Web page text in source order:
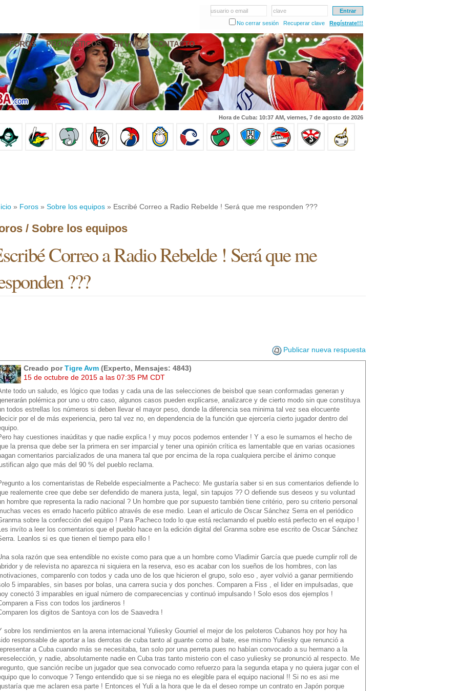
usuario o email
clave
No cerrar sesión
Recuperar clave Regístrate!!!
FOROS PRONÓSTICOS EN VIVO CONTACTO
Hora de Cuba: 10:37 AM, viernes, 7 de agosto de 2026
» Foros » Sobre los equipos » Escribé Correo a Radio Rebelde ! Será que me responden ???
/ Sobre los equipos
Correo a Radio Rebelde ! Será que me
???
Publicar nueva respuesta
Creado porTigre Avm (Experto, Mensajes: 4843)
15 de octubre de 2015 a las 07:35 PM CDT
todo un saludo, es lógico que todas y cada una de las selecciones de beisbol que sean conformadas generan y
polémica por uno u otro caso, algunos casos pueden explicarse, analizarce y de cierto modo sin que constituya
todos estrellas los números si deben llevar el mayor peso, donde la diferencia sea minima tal vez sea elocuente
por el de más experiencia, pero tal vez no, en dependencia de la función que ejercería cierto jugador dentro del
hay cuestiones inaúditas y que nadie explica ! y muy pocos podemos entender ! Y a eso le sumamos el hecho de
la prensa que debe ser la primera en ser imparcial y tener una opinión crítica es lamentable que en varias ocasiones
comentarios parcializados de una manera tal que por encima de la ropa cualquiera percibe el ánimo conque
algo que más del 90 % del pueblo reclama.
a los comentaristas de Rebelde especialmente a Pacheco: Me gustaría saber si en sus comentarios defiende lo
realemente cree que debe ser defendido de manera justa, legal, sin tapujos ?? O defiende sus deseos y su voluntad
hombre que representa la radio nacional ? Un hombre que por supuesto también tiene critério, pero su criterio personal
veces es errado hacerlo público através de ese medio. Lean el articulo de Oscar Sánchez Serra en el periódico
sobre la confección del equipo ! Para Pacheco todo lo que está reclamando el pueblo está perfecto en el equipo !
invíto a leer los comentarios que el pueblo hace en la edición digital del Granma sobre ese escrito de Oscar Sánchez
Leanlos si es que tienen el tiempo para ello !
sola razón que sea entendible no existe como para que a un hombre como Vladimir García que puede cumplir roll de
y de relevista no aparezca ni siquiera en la reserva, eso es acabar con los sueños de los hombres, con las
comparenlo con todos y cada uno de los que hicieron el grupo, solo eso , ayer volvió a ganar permitiendo
5 imparables, sin bases por bolas, una carrera sucia y dos ponches. Comparen a Fiss , el lider en impulsadas, que
conectó 3 imparables en igual número de comparecencias y continuó impulsando ! Solo esos dos ejemplos !
a Fiss con todos los jardineros !
los digitos de Santoya con los de Saavedra !
sobre los rendimientos en la arena internacional Yuliesky Gourriel el mejor de los peloteros Cubanos hoy por hoy ha
responsable de aportar a las derrotas de cuba tanto al guante como al bate, ese mismo Yuliesky que renunció a
a Cuba cuando más se necesitaba, tan solo por una perreta pues no habían convocado a su hermano a la
y nadie, absolutamente nadie en Cuba tras tanto misterio con el caso yuliesky se pronunció al respecto. Me
que sanción recibe un jugador que sea convocado como refuerzo para la segunda etapa y no quiera jugar con el
que lo convoque ? Tengo entendido que si se niega no es elegible para el equipo nacional !! Si no es asi me
que me aclaren esa parte ! Entonces el Yuli a la hora que le da el deseo rompe un contrato en Japón porque